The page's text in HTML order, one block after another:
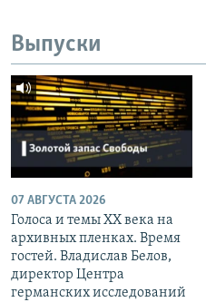
Выпуски
07 АВГУСТА 2026
Голоса и темы XX века на
архивных пленках. Время
гостей. Владислав Белов,
директор Центра
германских исследований